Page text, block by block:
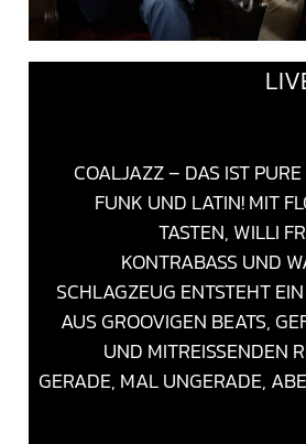
COALJAZZ – DAS IST
FUNK UND LATIN! MIT
TASTEN, WILLI
KONTRABASS UND
SCHLAGZEUG ENTSTEHT
AUS GROOVIGEN BEATS,
UND MITREISSENDEN
ERADE, MAL UNGERADE,